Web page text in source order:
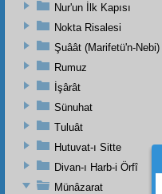
Nur'un İlk Kapısı
Nokta Risalesi
Şuâât (Marifetü'n-Nebi)
Rumuz
İşârât
Sünuhat
Tuluât
Hutuvat-ı Sitte
Divan-ı Harb-i Örfî
Münâzarat